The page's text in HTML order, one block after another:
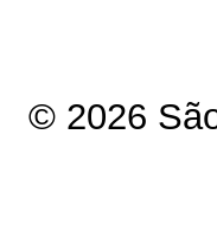
© 2026